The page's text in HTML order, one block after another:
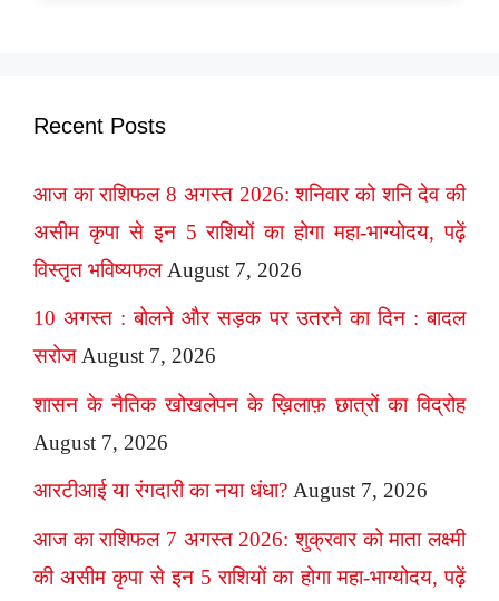
Recent Posts
आज का राशिफल 8 अगस्त 2026: शनिवार को शनि देव की
असीम कृपा से इन 5 राशियों का होगा महा-भाग्योदय, पढ़ें
विस्तृत भविष्यफल August 7, 2026
10 अगस्त : बोलने और सड़क पर उतरने का दिन : बादल
सरोज August 7, 2026
शासन के नैतिक खोखलेपन के ख़िलाफ़ छात्रों का विद्रोह
August 7, 2026
आरटीआई या रंगदारी का नया धंधा? August 7, 2026
आज का राशिफल 7 अगस्त 2026: शुक्रवार को माता लक्ष्मी
की असीम कृपा से इन 5 राशियों का होगा महा-भाग्योदय, पढ़ें